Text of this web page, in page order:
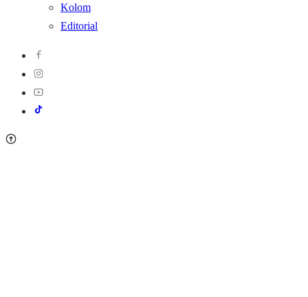
Kolom
Editorial